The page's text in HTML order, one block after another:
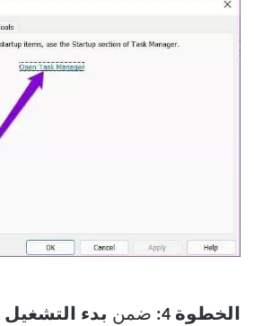
الخطوة 4: ضمن بدء التشغيل